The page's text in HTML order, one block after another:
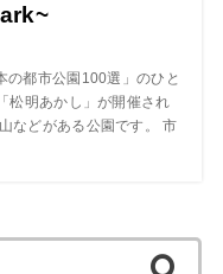
の都市公園100選」のひと
松明あかし」が開催され
などがある公園です。 市